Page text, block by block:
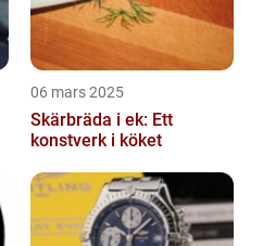
06 mars 2025
Skärbräda i ek: Ett
konstverk i köket